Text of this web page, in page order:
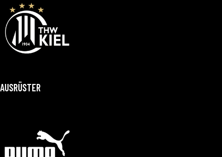
AUSRÜSTER